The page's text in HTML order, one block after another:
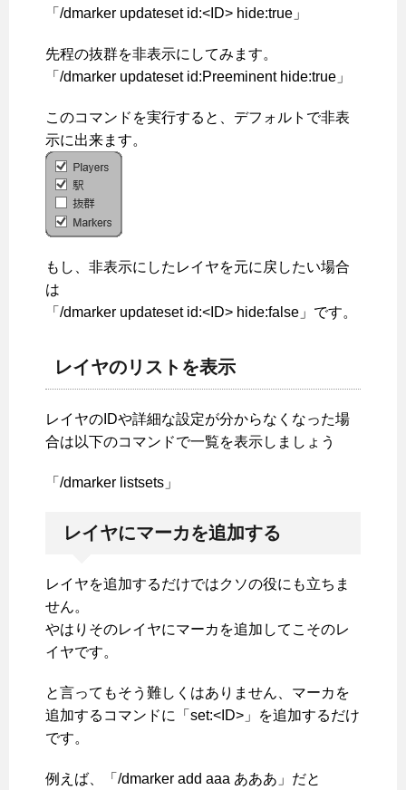
「/dmarker updateset id:<ID> hide:true」
先程の抜群を非表示にしてみます。
「/dmarker updateset id:Preeminent hide:true」
このコマンドを実行すると、デフォルトで非表
示に出来ます。
もし、非表示にしたレイヤを元に戻したい場合
は
「/dmarker updateset id:<ID> hide:false」です。
レイヤのリストを表示
レイヤのIDや詳細な設定が分からなくなった場
合は以下のコマンドで一覧を表示しましょう
「/dmarker listsets」
レイヤにマーカを追加する
レイヤを追加するだけではクソの役にも立ちま
せん。
やはりそのレイヤにマーカを追加してこそのレ
イヤです。
と言ってもそう難しくはありません、マーカを
追加するコマンドに「set:<ID>」を追加するだけ
です。
例えば、「/dmarker add aaa あああ」だと